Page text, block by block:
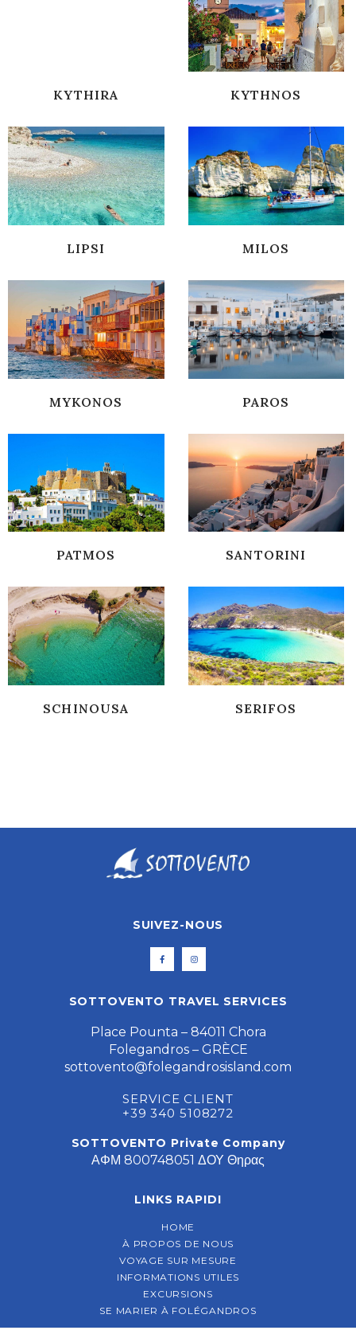
KYTHIRA KYTHNOS
LIPSI MILOS
MYKONOS PAROS
PATMOS SANTORINI
SCHINOUSA SERIFOS
SUIVEZ-NOUS
SOTTOVENTO TRAVEL SERVICES
Place Pounta – 84011 Chora
Folegandros – GRÈCE
sottovento@folegandrosisland.com
SERVICE CLIENT
+39 340 5108272
SOTTOVENTO Private Company
ΑΦΜ 800748051 ΔΟΥ Θηρας
LINKS RAPIDI
HOME
À PROPOS DE NOUS
VOYAGE SUR MESURE
INFORMATIONS UTILES
EXCURSIONS
SE MARIER À FOLÉGANDROS